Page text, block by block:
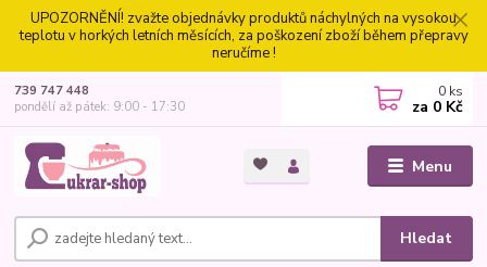
UPOZORNĚNÍ! zvažte objednávky produktů náchylných na vysokou
teplotu v horkých letních měsících, za poškození zboží během přepravy
neručíme !
Menu
Hledat
739 747 448
pondělí až pátek: 9:00 - 17:30
0 ks
za 0 Kč